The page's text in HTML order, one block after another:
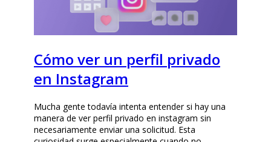
Cómo ver un perfil privado
en Instagram
Mucha gente todavía intenta entender si hay una
manera de ver perfil privado en instagram sin
necesariamente enviar una solicitud. Esta